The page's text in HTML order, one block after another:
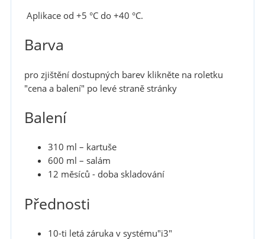
Aplikace od +5 °C do +40 °C.
Barva
pro zjištění dostupných barev klikněte na roletku
"cena a balení" po levé straně stránky
Balení
310 ml – kartuše
600 ml – salám
12 měsíců - doba skladování
Přednosti
10-ti letá záruka v systému"i3"